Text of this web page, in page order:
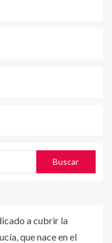
a cubrir la
que nace en el